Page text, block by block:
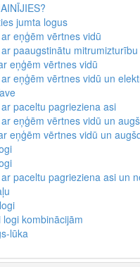
jumta logus
eņģēm vērtnes vidū
paaugstinātu mitrumizturību
eņģēm vērtnes vidū
eņģēm vērtnes vidū un
paceltu pagrieziena asi
eņģēm vērtnes vidū un
eņģēm vērtnes vidū un
paceltu pagrieziena asi un
logi kombinācijām
lūka